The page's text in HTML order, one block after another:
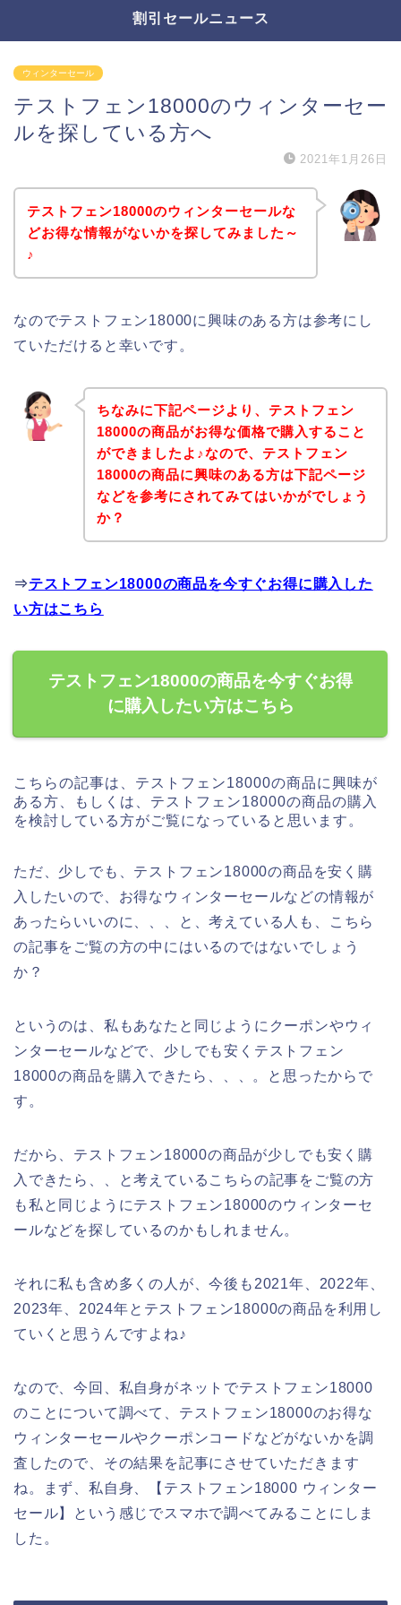
割引セールニュース
ウィンターセール
テストフェン18000のウィンターセー
ルを探している方へ
2021年1月26日
テストフェン18000のウィンターセールな
どお得な情報がないかを探してみました～
♪
なのでテストフェン18000に興味のある方は参考にし
ていただけると幸いです。
ちなみに下記ページより、テストフェン
18000の商品がお得な価格で購入すること
ができましたよ♪なので、テストフェン
18000の商品に興味のある方は下記ページ
などを参考にされてみてはいかがでしょう
か？
⇒テストフェン18000の商品を今すぐお得に購入した
い方はこちら
テストフェン18000の商品を今すぐお得
に購入したい方はこちら
こちらの記事は、テストフェン18000の商品に興味が
ある方、もしくは、テストフェン18000の商品の購入
を検討している方がご覧になっていると思います。
ただ、少しでも、テストフェン18000の商品を安く購
入したいので、お得なウィンターセールなどの情報が
あったらいいのに、、、と、考えている人も、こちら
の記事をご覧の方の中にはいるのではないでしょう
か？
というのは、私もあなたと同じようにクーポンやウィ
ンターセールなどで、少しでも安くテストフェン
18000の商品を購入できたら、、、。と思ったからで
す。
だから、テストフェン18000の商品が少しでも安く購
入できたら、、と考えているこちらの記事をご覧の方
も私と同じようにテストフェン18000のウィンターセ
ールなどを探しているのかもしれません。
それに私も含め多くの人が、今後も2021年、2022年、
2023年、2024年とテストフェン18000の商品を利用し
ていくと思うんですよね♪
なので、今回、私自身がネットでテストフェン18000
のことについて調べて、テストフェン18000のお得な
ウィンターセールやクーポンコードなどがないかを調
査したので、その結果を記事にさせていただきます
ね。まず、私自身、【テストフェン18000 ウィンター
セール】という感じでスマホで調べてみることにしま
した。